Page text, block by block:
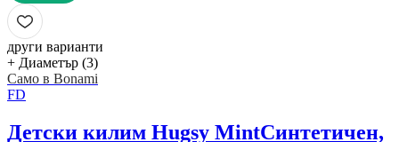
ДОБАВИ
други варианти
+ Диаметър (3)
Само в Bonami
FD
Детски килим Hugsy MintСинтетичен,